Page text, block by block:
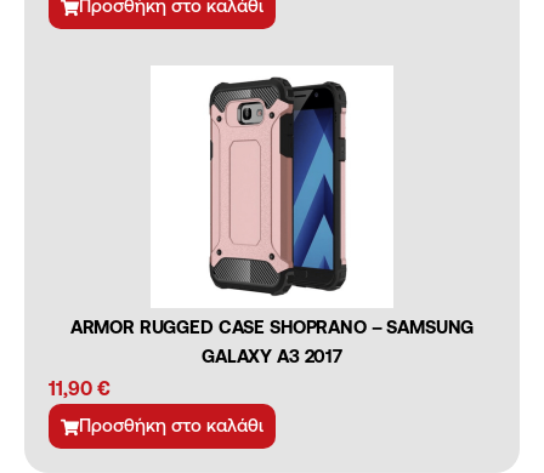
Προσθήκη στο καλάθι
ARMOR RUGGED CASE SHOPRANO – SAMSUNG
GALAXY A3 2017
11,90 €
Προσθήκη στο καλάθι